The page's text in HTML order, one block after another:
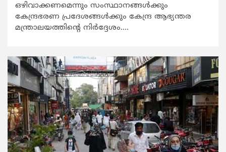
ഒഴിവാക്കണമെന്നും സംസ്ഥാനങ്ങൾക്കും
കേന്ദ്രഭരണ പ്രദേശങ്ങൾക്കും കേന്ദ്ര ആഭ്യന്തര
മന്ത്രാലയത്തിന്റെ നിർദ്ദേശം....